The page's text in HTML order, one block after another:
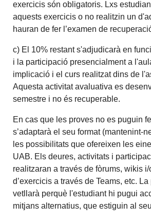
exercicis són obligatoris. Lxs
aquests exercicis o no realitzin un
hauran de fer l’examen de
c) El 10% restant s'adjudicarà en
i la participació presencialment a
implicació i el curs realitzat dins de
Aquesta activitat avaluativa es
semestre i no és recuperable.
En cas que les proves no es puguin
s’adaptarà el seu format (mantenint-
les possibilitats que ofereixen les
UAB. Els deures, activitats i
realitzaran a través de fòrums, wikis
d’exercicis a través de Teams, etc.
vetllarà perquè l'estudiant hi pugui
mitjans alternatius, que estiguin al